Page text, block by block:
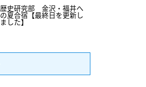
歴史研究部 金沢・福井へ
の夏合宿【最終日を更新し
ました】